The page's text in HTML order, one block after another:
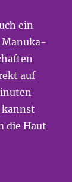
ein
Manuka-
auf
kannst
die Haut